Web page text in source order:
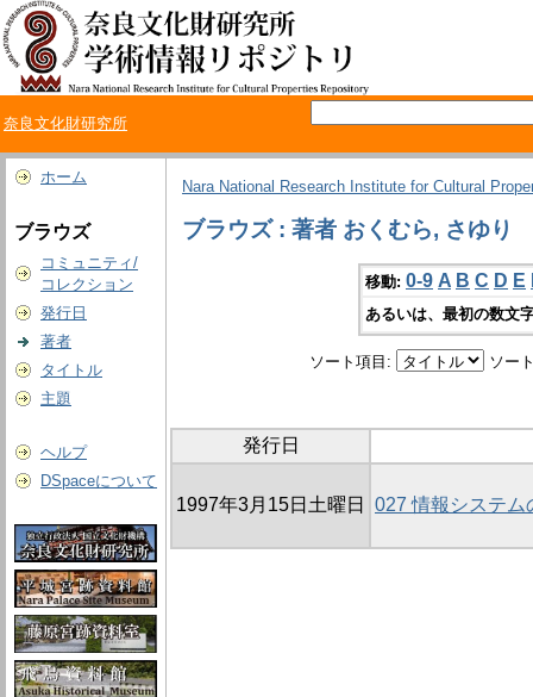
奈良文化財研究所
ホーム
ブラウズ
コミュニティ/
コレクション
発行日
著者
タイトル
主題
ヘルプ
DSpaceについて
Nara National Research Institute for Cultural
ブラウズ : 著者 おくむら, さゆり
移動: 0-9 A B C D E
あるいは、最初の数文
ソート項目: ソー
発行日
1997年3月15日土曜日 027 情報システム